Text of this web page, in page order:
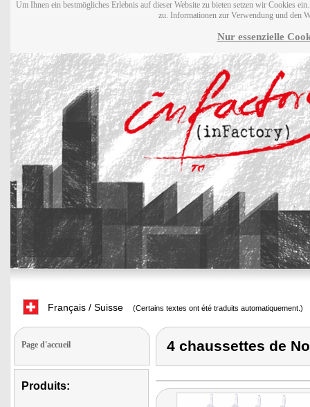
Um Ihnen ein bestmögliches Erlebnis auf dieser Website zu bieten setzen wir Cookies
zu. Informationen zur Verwendung und den
Nur essenzielle
Français / Suisse (Certains textes ont été traduits automatiquement.)
Page d'accueil
Produits:
4 chaussettes de